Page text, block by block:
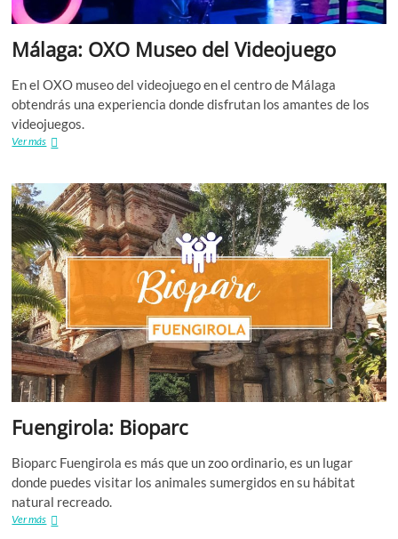
Málaga: OXO Museo del Videojuego
En el OXO museo del videojuego en el centro de Málaga
obtendrás una experiencia donde disfrutan los amantes de los
videojuegos.
Ver másMálaga:
del
Videojuego
Fuengirola: Bioparc
Bioparc Fuengirola es más que un zoo ordinario, es un lugar
donde puedes visitar los animales sumergidos en su hábitat
natural recreado.
Ver másFuengirola: